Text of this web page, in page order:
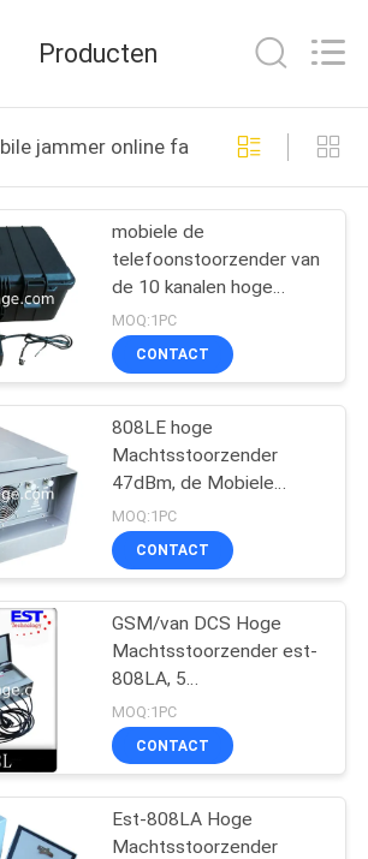
Producten
jammer online fabricage
mobiele de
telefoonstoorzender van
de 10 kanalen hoge
macht, met ingebouwde
batterij en antenne, bi-
gebruik met batterij en
MOQ:1PC
CONTACT
808LE hoge
Machtsstoorzender
47dBm, de Mobiele
Stoorzender van het
Telefoonsignaal met
Antenne 5
MOQ:1PC
CONTACT
GSM/van DCS Hoge
Machtsstoorzender est-
808LA, 5
Antennestoorzender In
alle richtingen
MOQ:1PC
CONTACT
Est-808LA Hoge
Machtsstoorzender